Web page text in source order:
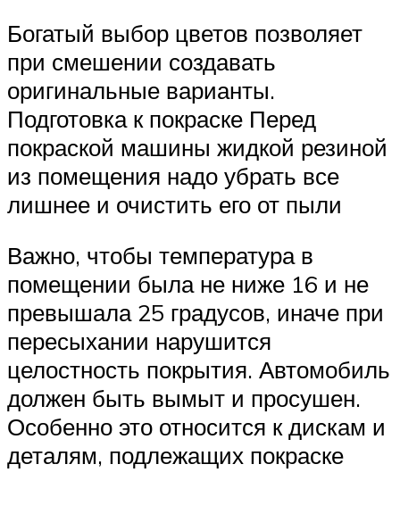
Богатый выбор цветов позволяет
при смешении создавать
оригинальные варианты.
Подготовка к покраске Перед
покраской машины жидкой резиной
из помещения надо убрать все
лишнее и очистить его от пыли
Важно, чтобы температура в
помещении была не ниже 16 и не
превышала 25 градусов, иначе при
пересыхании нарушится
целостность покрытия. Автомобиль
должен быть вымыт и просушен.
Особенно это относится к дискам и
деталям, подлежащих покраске